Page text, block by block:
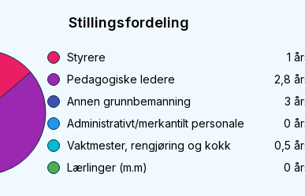
Stillingsfordeling
Styrere 1
Pedagogiske ledere
2,8
Annen grunnbemanning
3
Administrativt/merkantilt personale
0
Vaktmester, rengjøring og kokk
0,5
Lærlinger (m.m)
0